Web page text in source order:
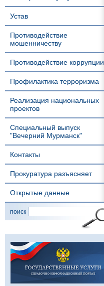
Устав
Противодействие
мошенничеству
Противодействие коррупции
Профилактика терроризма
Реализация национальных
проектов
Специальный выпуск
"Вечерний Мурманск"
Контакты
Прокуратура разъясняет
Открытые данные
поиск